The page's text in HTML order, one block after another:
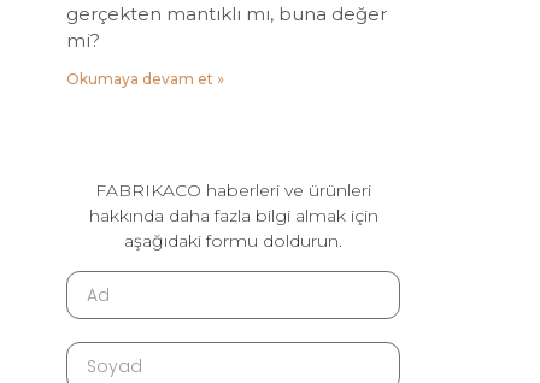
gerçekten mantıklı mı, buna değer
mi?
Okumaya devam et »
FABRIKACO haberleri ve ürünleri
hakkında daha fazla bilgi almak için
aşağıdaki formu doldurun.